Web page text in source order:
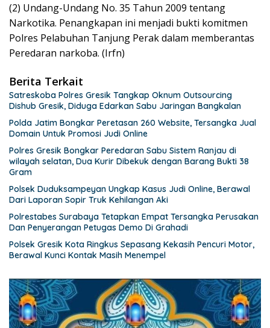
(2) Undang-Undang No. 35 Tahun 2009 tentang
Narkotika. Penangkapan ini menjadi bukti komitmen
Polres Pelabuhan Tanjung Perak dalam memberantas
Peredaran narkoba. (Irfn)
Berita Terkait
Satreskoba Polres Gresik Tangkap Oknum Outsourcing
Dishub Gresik, Diduga Edarkan Sabu Jaringan Bangkalan
Polda Jatim Bongkar Peretasan 260 Website, Tersangka Jual
Domain Untuk Promosi Judi Online
Polres Gresik Bongkar Peredaran Sabu Sistem Ranjau di
wilayah selatan, Dua Kurir Dibekuk dengan Barang Bukti 38
Gram
Polsek Duduksampeyan Ungkap Kasus Judi Online, Berawal
Dari Laporan Sopir Truk Kehilangan Aki
Polrestabes Surabaya Tetapkan Empat Tersangka Perusakan
Dan Penyerangan Petugas Demo Di Grahadi
Polsek Gresik Kota Ringkus Sepasang Kekasih Pencuri Motor,
Berawal Kunci Kontak Masih Menempel